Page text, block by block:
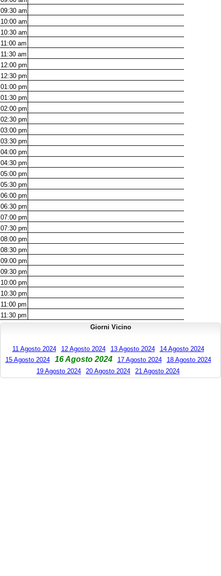
09:30 am
10:00 am
10:30 am
11:00 am
11:30 am
12:00 pm
12:30 pm
01:00 pm
01:30 pm
02:00 pm
02:30 pm
03:00 pm
03:30 pm
04:00 pm
04:30 pm
05:00 pm
05:30 pm
06:00 pm
06:30 pm
07:00 pm
07:30 pm
08:00 pm
08:30 pm
09:00 pm
09:30 pm
10:00 pm
10:30 pm
11:00 pm
11:30 pm
Giorni Vicino
11 Agosto 2024 12 Agosto 2024 13 Agosto 2024
14 Agosto 2024
15 Agosto 2024
16 Agosto 2024 17 Agosto 2024
18 Agosto 2024
19 Agosto 2024
20 Agosto 2024 21 Agosto 2024